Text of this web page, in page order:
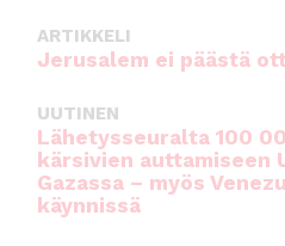
ARTIKKELI
Jerusalem ei päästä
UUTINEN
Lähetysseuralta 100
kärsivien auttamiseen
Gazassa – myös
käynnissä